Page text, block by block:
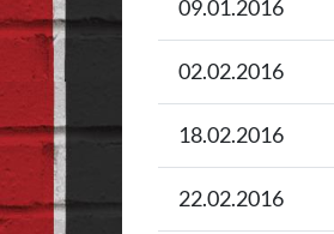
09.01.2016
02.02.2016
18.02.2016
22.02.2016